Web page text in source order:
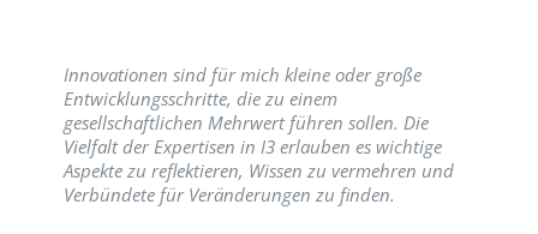
Innovationen sind für mich kleine oder große
Entwicklungsschritte, die zu einem
gesellschaftlichen Mehrwert führen sollen. Die
Vielfalt der Expertisen in I3 erlauben es wichtige
Aspekte zu reflektieren, Wissen zu vermehren und
Verbündete für Veränderungen zu finden.